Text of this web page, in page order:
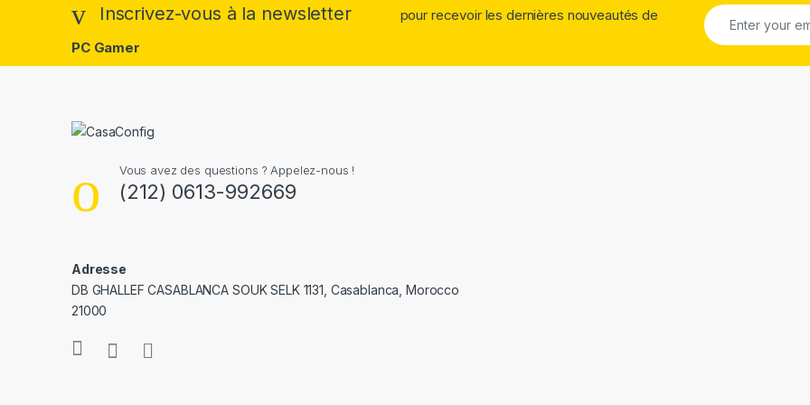
Inscrivez-vous à la newsletter
pour recevoir les dernières nouveautés de
PC Gamer
Vous avez des questions ? Appelez-nous !
(212) 0613-992669
Adresse
DB GHALLEF CASABLANCA SOUK SELK 1131, Casablanca, Morocco
21000